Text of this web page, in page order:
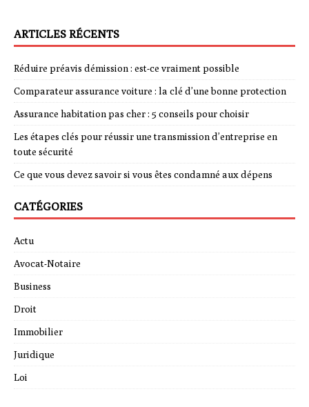
ARTICLES RÉCENTS
Réduire préavis démission : est-ce vraiment possible
Comparateur assurance voiture : la clé d’une bonne protection
Assurance habitation pas cher : 5 conseils pour choisir
Les étapes clés pour réussir une transmission d’entreprise en
toute sécurité
Ce que vous devez savoir si vous êtes condamné aux dépens
CATÉGORIES
Actu
Avocat-Notaire
Business
Droit
Immobilier
Juridique
Loi